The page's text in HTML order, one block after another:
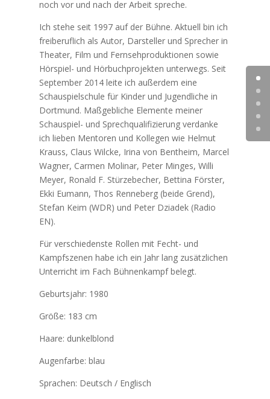
noch vor und nach der Arbeit spreche.
Ich stehe seit 1997 auf der Bühne. Aktuell bin ich
freiberuflich als Autor, Darsteller und Sprecher in
Theater, Film und Fernsehproduktionen sowie
Hörspiel- und Hörbuchprojekten unterwegs. Seit
September 2014 leite ich außerdem eine
Schauspielschule für Kinder und Jugendliche in
Dortmund. Maßgebliche Elemente meiner
Schauspiel- und Sprechqualifizierung verdanke
ich lieben Mentoren und Kollegen wie Helmut
Krauss, Claus Wilcke, Irina von Bentheim, Marcel
Wagner, Carmen Molinar, Peter Minges, Willi
Meyer, Ronald F. Stürzebecher, Bettina Förster,
Ekki Eumann, Thos Renneberg (beide Grend),
Stefan Keim (WDR) und Peter Dziadek (Radio
EN).
Für verschiedenste Rollen mit Fecht- und
Kampfszenen habe ich ein Jahr lang zusätzlichen
Unterricht im Fach Bühnenkampf belegt.
Geburtsjahr: 1980
Größe: 183 cm
Haare: dunkelblond
Augenfarbe: blau
Sprachen: Deutsch / Englisch